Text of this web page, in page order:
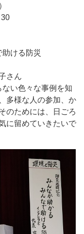
ける防災
ん
い色々な事例を知
多様な人の参加、か
のためには、日ごろ
に留めていきたいで